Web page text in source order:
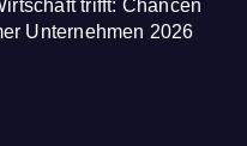
trifft: Chancen
Unternehmen 2026